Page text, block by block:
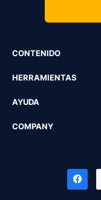
CONTENIDO
HERRAMIENTAS
AYUDA
COMPANY